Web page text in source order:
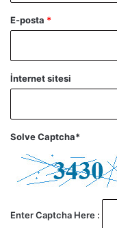
E-posta *
İnternet sitesi
Solve Captcha*
Enter Captcha Here :